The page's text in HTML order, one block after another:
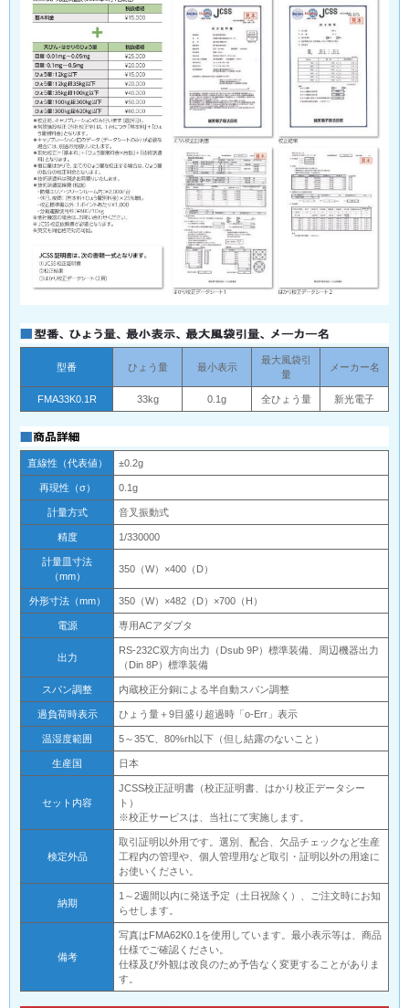
型番 ひょう量 最小表示
最大風袋引
量
メーカー名
FMA33K0.1R 33kg 0.1g 全ひょう量 新光電子
直線性（代表値） ±0.2g
再現性（σ） 0.1g
計量方式 音叉振動式
精度 1/330000
計量皿寸法
（mm）
350（W）×400（D）
外形寸法（mm） 350（W）×482（D）×700（H）
電源 専用ACアダプタ
出力
RS-232C双方向出力（Dsub 9P）標準装備、周辺機器出力
（Din 8P）標準装備
スパン調整 内蔵校正分銅による半自動スパン調整
過負荷時表示 ひょう量＋9目盛り超過時「o-Err」表示
温湿度範囲 5～35℃、80%rh以下（但し結露のないこと）
生産国 日本
セット内容
JCSS校正証明書（校正証明書、はかり校正データシー
ト）
※校正サービスは、当社にて実施します。
検定外品
取引証明以外用です。選別、配合、欠品チェックなど生産
工程内の管理や、個人管理用など取引・証明以外の用途に
お使いください。
納期
1～2週間以内に発送予定（土日祝除く）、ご注文時にお知
らせします。
備考
写真はFMA62K0.1を使用しています。最小表示等は、商品
仕様でご確認ください。
仕様及び外観は改良のため予告なく変更することがありま
す。